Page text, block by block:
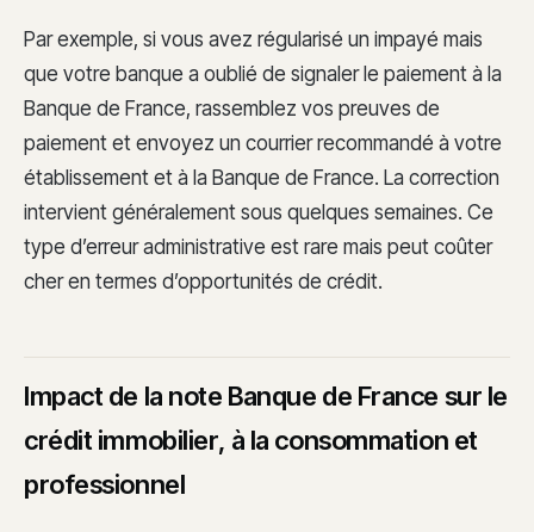
Par exemple, si vous avez régularisé un impayé mais
que votre banque a oublié de signaler le paiement à la
Banque de France, rassemblez vos preuves de
paiement et envoyez un courrier recommandé à votre
établissement et à la Banque de France. La correction
intervient généralement sous quelques semaines. Ce
type d’erreur administrative est rare mais peut coûter
cher en termes d’opportunités de crédit.
Impact de la note Banque de France sur le
crédit immobilier, à la consommation et
professionnel